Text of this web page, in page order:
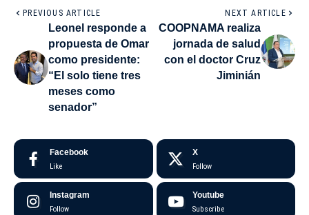
PREVIOUS ARTICLE
Leonel responde a
propuesta de Omar
como presidente:
“El solo tiene tres
meses como
senador”
NEXT ARTICLE
COOPNAMA realiza
jornada de salud
con el doctor Cruz
Jiminián
Facebook
Like
X
Follow
Instagram
Follow
Youtube
Subscribe